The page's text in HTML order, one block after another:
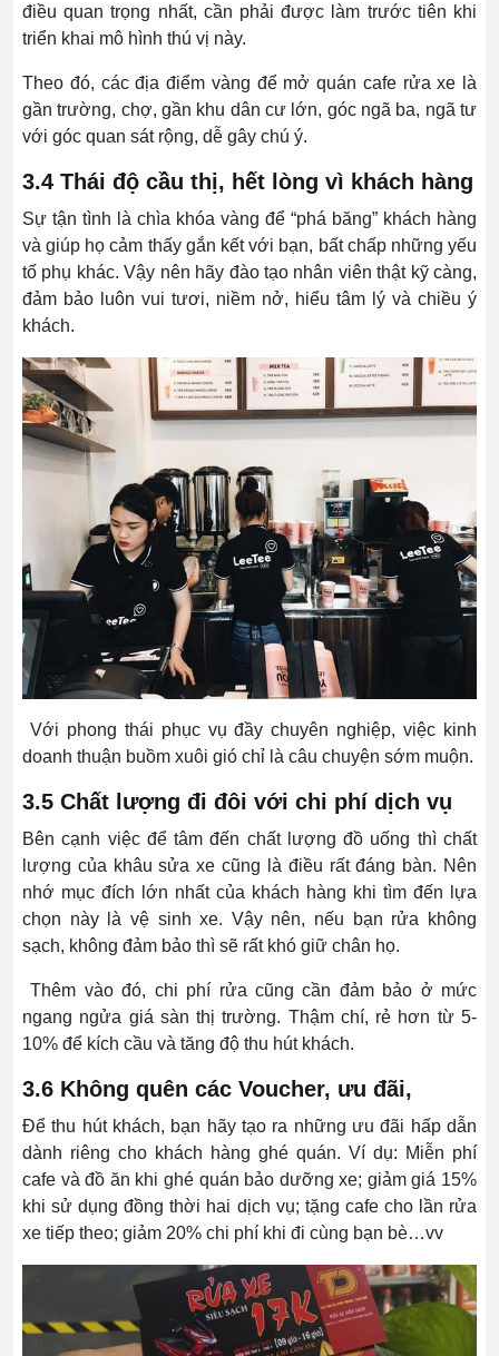
điều quan trọng nhất, cần phải được làm trước tiên khi
triển khai mô hình thú vị này.
Theo đó, các địa điểm vàng để mở quán cafe rửa xe là
gần trường, chợ, gần khu dân cư lớn, góc ngã ba, ngã tư
với góc quan sát rộng, dễ gây chú ý.
3.4 Thái độ cầu thị, hết lòng vì khách hàng
Sự tận tình là chìa khóa vàng để “phá băng” khách hàng
và giúp họ cảm thấy gắn kết với bạn, bất chấp những yếu
tố phụ khác. Vậy nên hãy đào tạo nhân viên thật kỹ càng,
đảm bảo luôn vui tươi, niềm nở, hiểu tâm lý và chiều ý
khách.
Với phong thái phục vụ đầy chuyên nghiệp, việc kinh
doanh thuận buồm xuôi gió chỉ là câu chuyện sớm muộn.
3.5 Chất lượng đi đôi với chi phí dịch vụ
Bên cạnh việc để tâm đến chất lượng đồ uống thì chất
lượng của khâu sửa xe cũng là điều rất đáng bàn. Nên
nhớ mục đích lớn nhất của khách hàng khi tìm đến lựa
chọn này là vệ sinh xe. Vậy nên, nếu bạn rửa không
sạch, không đảm bảo thì sẽ rất khó giữ chân họ.
Thêm vào đó, chi phí rửa cũng cần đảm bảo ở mức
ngang ngửa giá sàn thị trường. Thậm chí, rẻ hơn từ 5-
10% để kích cầu và tăng độ thu hút khách.
3.6 Không quên các Voucher, ưu đãi,
Để thu hút khách, bạn hãy tạo ra những ưu đãi hấp dẫn
dành riêng cho khách hàng ghé quán. Ví dụ: Miễn phí
cafe và đồ ăn khi ghé quán bảo dưỡng xe; giảm giá 15%
khi sử dụng đồng thời hai dịch vụ; tặng cafe cho lần rửa
xe tiếp theo; giảm 20% chi phí khi đi cùng bạn bè…vv